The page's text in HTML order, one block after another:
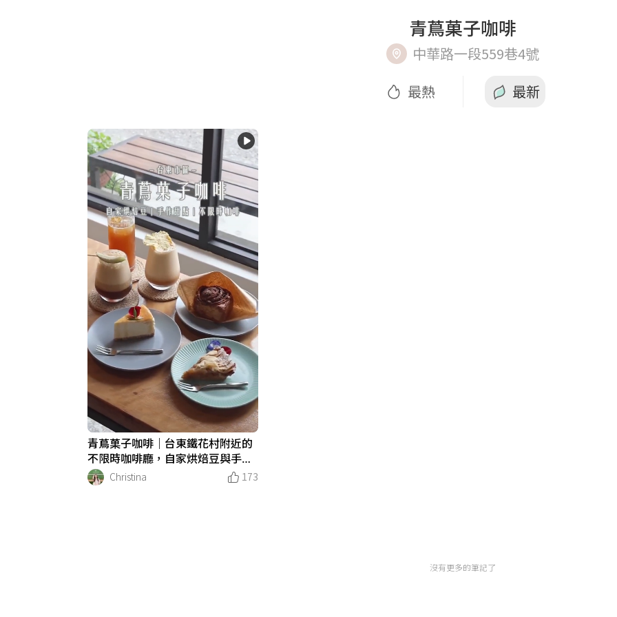
青蔦菓子咖啡
中華路一段559巷4號
最熱
最新
青蔦菓子咖啡｜台東鐵花村附近的
不限時咖啡廳，自家烘焙豆與手作
甜點都很厲害
Christina 173
沒有更多的筆記了